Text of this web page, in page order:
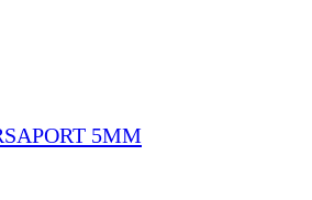
5MM